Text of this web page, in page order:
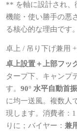
** を軸に設計され、
機能・使い勝手の悪
る核心的な理由です。
卓上 / 吊り下げ兼用
卓上設置＋上部フッ
タープ下、キャンプ
す。 90° 水平自動首
に均一送風。複数人
現します。消費者：
りに；バイヤー： 兼